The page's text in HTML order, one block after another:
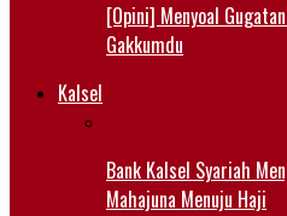
[Opini] Menyoal
Gakkumdu
Kalsel
Bank Kalsel Syariah
Mahajuna Menuju Haji